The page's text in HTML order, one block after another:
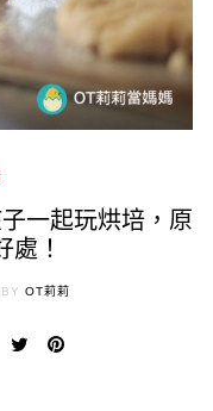
一起玩烘培，原
處！
BY OT莉莉